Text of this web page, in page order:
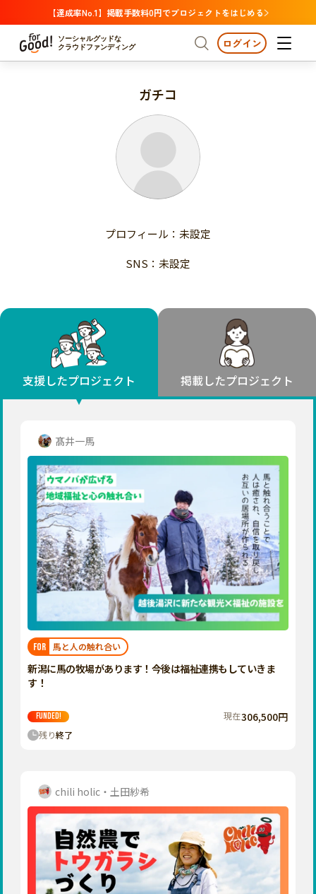
【達成率No.1】掲載手数料0円でプロジェクトをはじめる
ソーシャルグッドな
クラウドファンディング
プロジェクトからさがす 注目
支援金額が多い
支援人数が多い
終了日が近い
国際協力
子ども・教育
フード・農業
文化
環境・エシカル
人権・マイノリティ
社会貢献
地域からさがす 北海道・東北
北海道
宮城
福島
関東
茨城
栃木
群馬
神奈川
福井
岐阜
支援金額が多い
終了日が近い
カテゴリーからさがす
医療・福祉
子ども・教育
人権・マイノリティ
北海道 青森 岩手 宮城
秋田
福島
茨城 栃木 群馬
千葉
東京
神奈川
新潟 富山
長野
岐阜 静岡 愛知
三重 滋賀 京都
奈良
和歌山
鳥取 島根 岡山 広島 山口
愛媛 高知
九州・沖縄
福岡 佐賀 長崎
宮崎
鹿児島 沖縄
ログイン
ガチコ
プロフィール：未設定
SNS：未設定
支援したプロジェクト 掲載したプロジェクト
髙井一馬
FOR 馬と人の触れ合い
新潟に馬の牧場があります！今後は福祉連携もしていきま
す！
FUNDED! 現在306,500円
残り終了
chili holic・土田紗希